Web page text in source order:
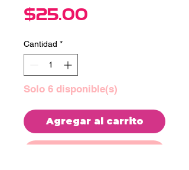
$25.00
Cantidad *
Solo 6 disponible(s)
Agregar al carrito